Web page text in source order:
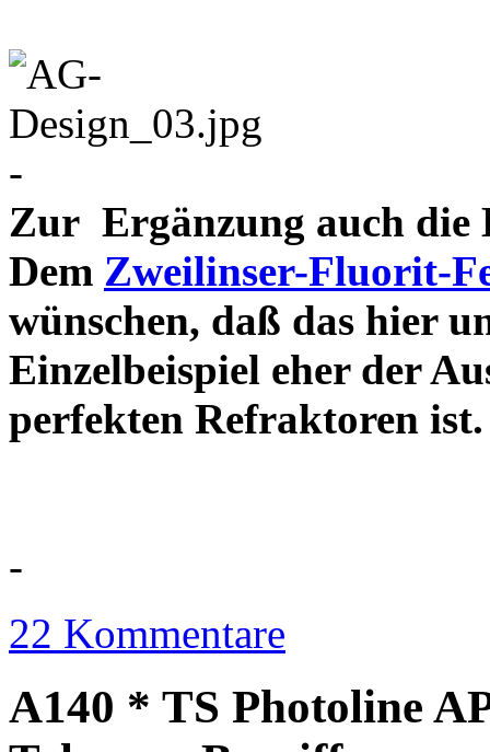
-
Zur Ergänzung auch die
Dem Zweilinser-Fluorit-
wünschen, daß das hier
Einzelbeispiel eher der
perfekten
-
22 Kommentare
A140 * TS Photoline